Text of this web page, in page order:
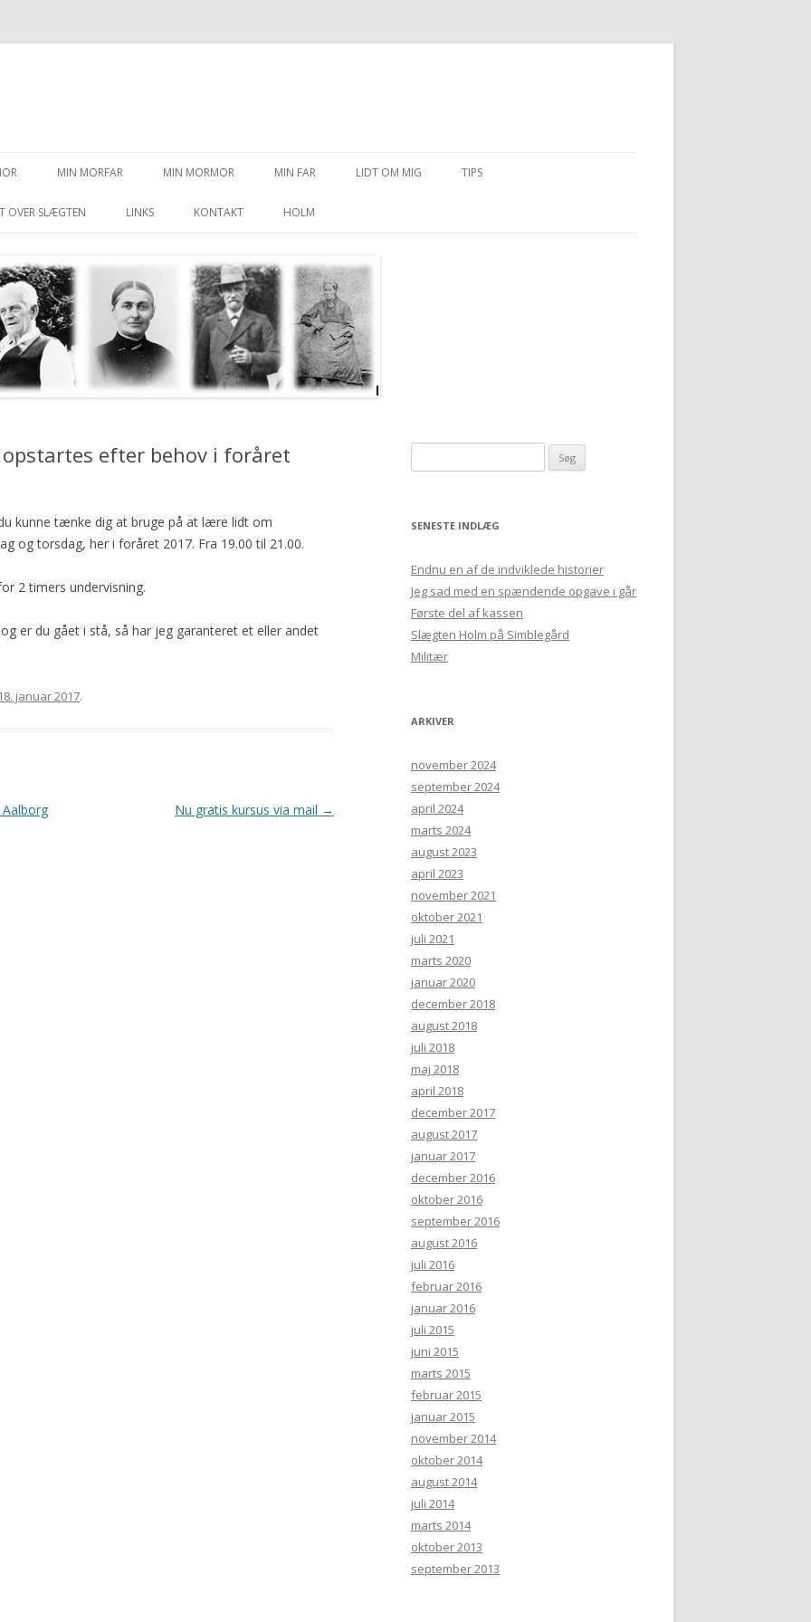
MIN MORFAR MIN MORMOR MIN FAR LIDT OM MIG TIPS
OVER SLÆGTEN LINKS KONTAKT HOLM
efter behov i foråret
kunne tænke dig at bruge på at lære lidt om
og torsdag, her i foråret 2017. Fra 19.00 til 21.00.
2 timers undervisning.
er du gået i stå, så har jeg garanteret et eller andet
18. januar 2017.
Nu gratis kursus via mail →
SENESTE INDLÆG
Endnu en af de indviklede historier
Jeg sad med en spændende opgave i går
Første del af kassen
Slægten Holm på Simblegård
Militær
ARKIVER
november 2024
september 2024
april 2024
marts 2024
august 2023
april 2023
november 2021
oktober 2021
juli 2021
marts 2020
januar 2020
december 2018
august 2018
juli 2018
maj 2018
april 2018
december 2017
august 2017
januar 2017
december 2016
oktober 2016
september 2016
august 2016
juli 2016
februar 2016
januar 2016
juli 2015
juni 2015
marts 2015
februar 2015
januar 2015
november 2014
oktober 2014
august 2014
juli 2014
marts 2014
oktober 2013
september 2013